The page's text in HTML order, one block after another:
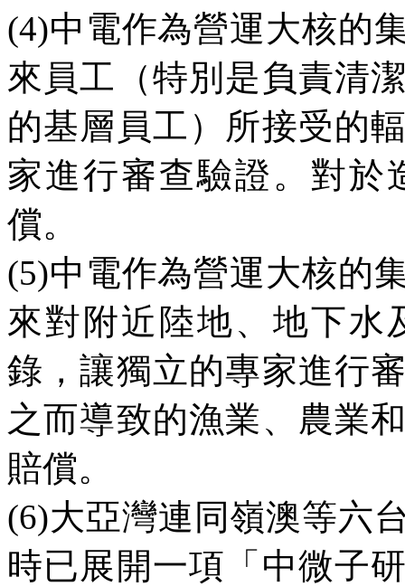
(4)中電作為營運大核的
來員工（特別是負責清
的基層員工）所接受的
家進行審查驗證。對於
償。
(5)中電作為營運大核的
來對附近陸地、地下水
錄，讓獨立的專家進行
之而導致的漁業、農業
賠償。
(6)大亞灣連同嶺澳等六
時已展開一項「中微子